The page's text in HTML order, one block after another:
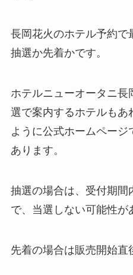
長岡花火のホテル予約で
抽選か先着かです。
ホテルニューオータニ長
選で案内するホテルもあ
ように公式ホームページ
あります。
抽選の場合は、受付期間
で、当選しない可能性が
先着の場合は販売開始直